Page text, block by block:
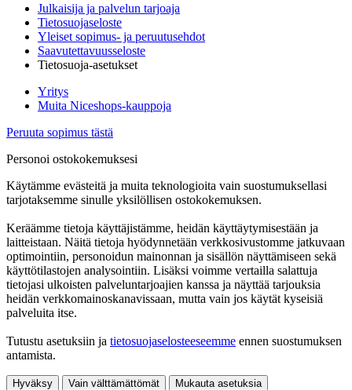
Julkaisija ja palvelun tarjoaja
Tietosuojaseloste
Yleiset sopimus- ja peruutusehdot
Saavutettavuusseloste
Tietosuoja-asetukset
Yritys
Muita Niceshops-kauppoja
Peruuta sopimus tästä
Personoi ostokokemuksesi
Käytämme evästeitä ja muita teknologioita vain suostumuksellasi
tarjotaksemme sinulle yksilöllisen ostokokemuksen.
Keräämme tietoja käyttäjistämme, heidän käyttäytymisestään ja
laitteistaan. Näitä tietoja hyödynnetään verkkosivustomme jatkuvaan
optimointiin, personoidun mainonnan ja sisällön näyttämiseen sekä
käyttötilastojen analysointiin. Lisäksi voimme vertailla salattuja
tietojasi ulkoisten palveluntarjoajien kanssa ja näyttää tarjouksia
heidän verkkomainoskanavissaan, mutta vain jos käytät kyseisiä
palveluita itse.
Tutustu asetuksiin ja tietosuojaselosteeseemme ennen suostumuksen
antamista.
Hyväksy Vain välttämättömät Mukauta asetuksia